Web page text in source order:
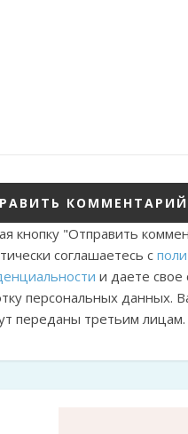
кнопку "Отправить
соглашаетесь с
и даете свое
персональных данных.
переданы третьим лицам.